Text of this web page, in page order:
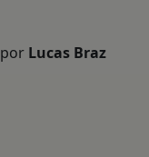
por Lucas Braz